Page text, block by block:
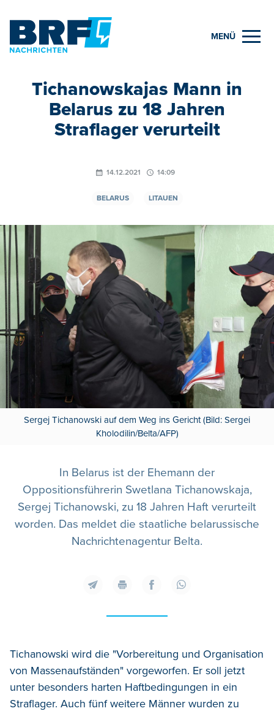
MENÜ
Tichanowskajas Mann in
Belarus zu 18 Jahren
Straflager verurteilt
14.12.2021 14:09
BELARUS LITAUEN
Sergej Tichanowski auf dem Weg ins Gericht (Bild: Sergei
Kholodilin/Belta/AFP)
In Belarus ist der Ehemann der
Oppositionsführerin Swetlana Tichanowskaja,
Sergej Tichanowski, zu 18 Jahren Haft verurteilt
worden. Das meldet die staatliche belarussische
Nachrichtenagentur Belta.
Tichanowski wird die "Vorbereitung und Organisation
von Massenaufständen" vorgeworfen. Er soll jetzt
unter besonders harten Haftbedingungen in ein
Straflager. Auch fünf weitere Männer wurden zu